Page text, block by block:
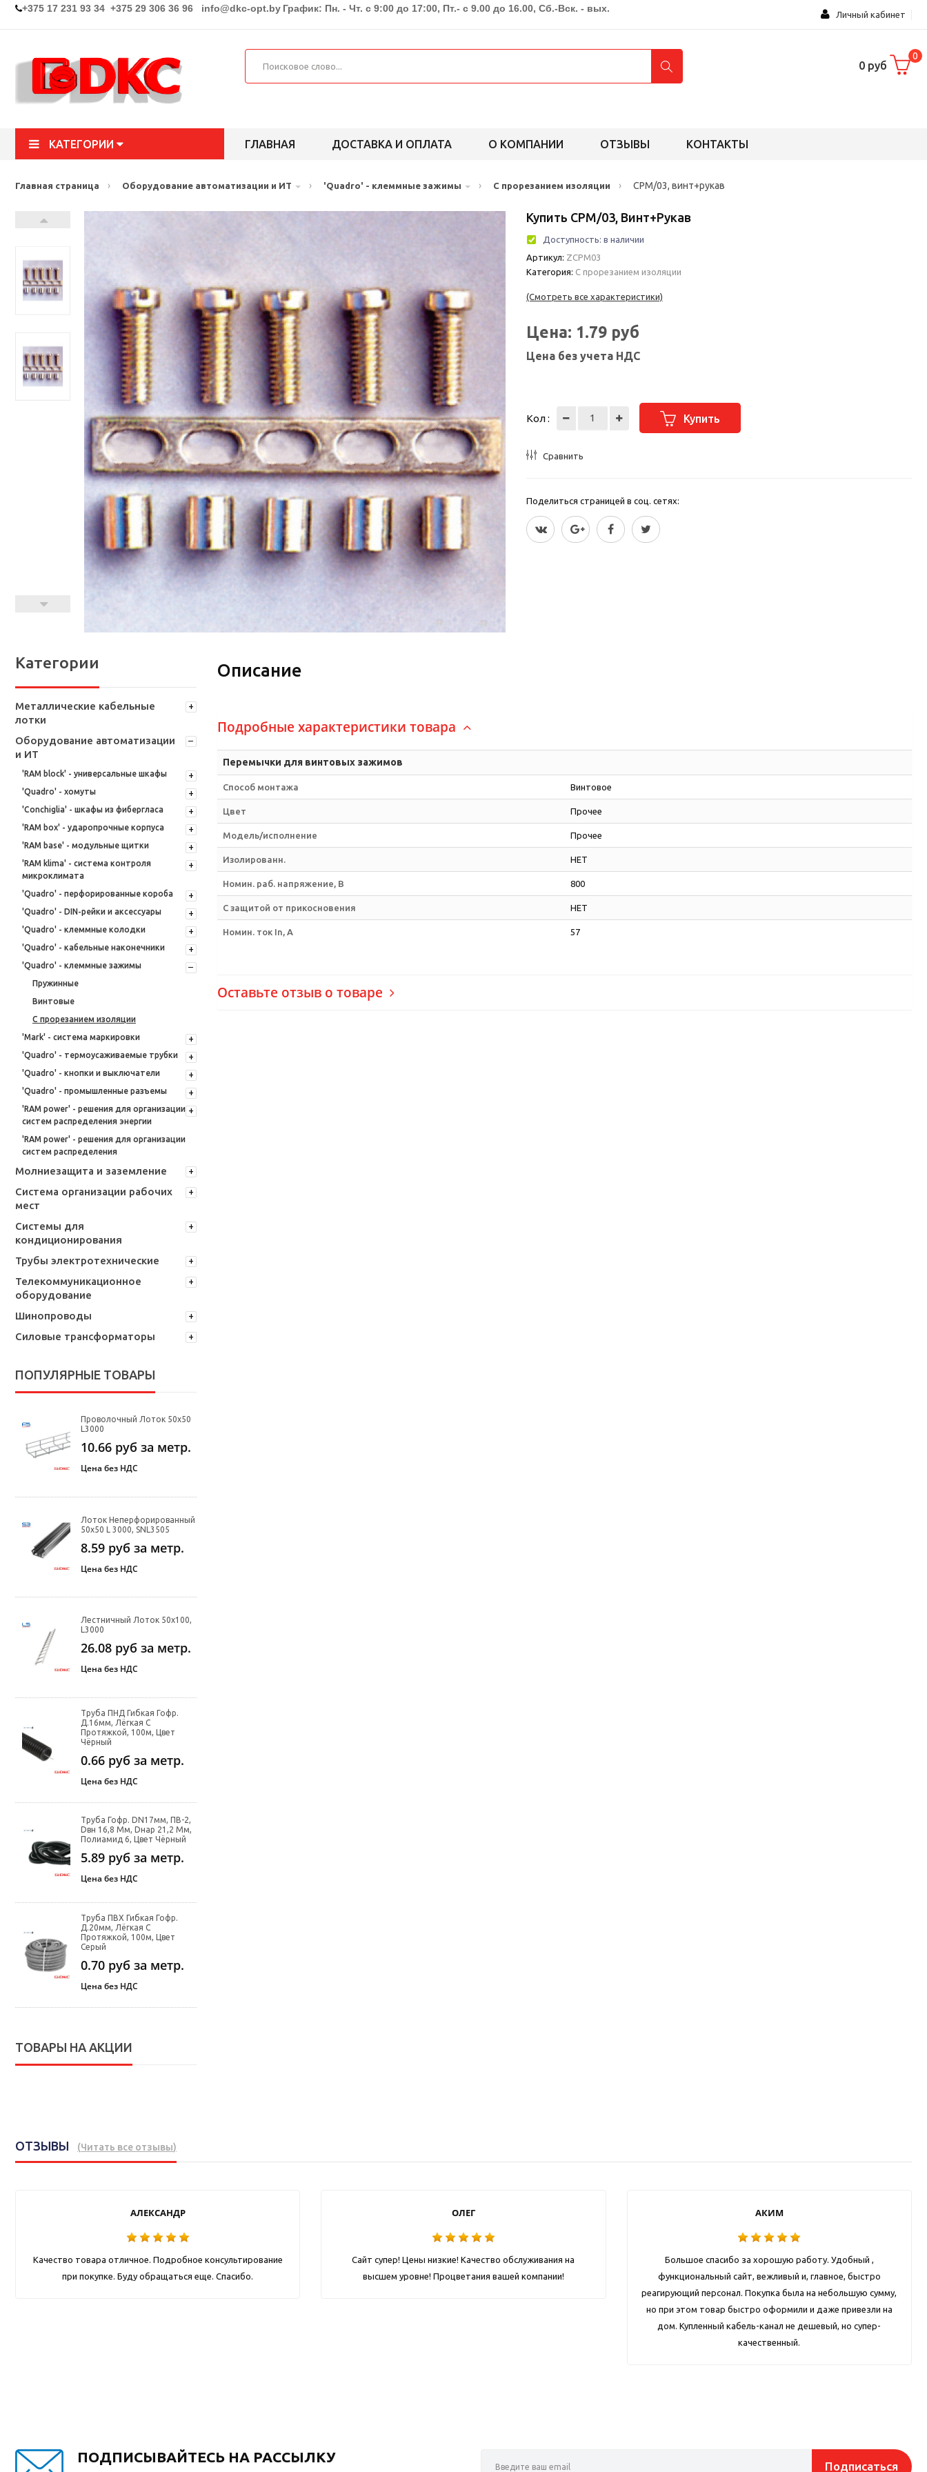
+375 17 231 93 34 +375 29 306 36 96 info@dkc-opt.by График: Пн. - Чт. с 9:00 до 17:00, Пт.- с 9.00 до 16.00, Сб.-Вск. - вых.
Личный кабинет
0 руб
0
КАТЕГОРИИ ГЛАВНАЯ ДОСТАВКА И ОПЛАТА О КОМПАНИИ ОТЗЫВЫ КОНТАКТЫ
Главная страница › Оборудование автоматизации и ИТ › 'Quadro' - клеммные зажимы › С прорезанием изоляции › CPM/03, винт+рукав
Купить CPM/03, Винт+рукав
Доступность: в наличии
Артикул: ZCPM03
Категория: С прорезанием изоляции
(Смотреть все характеристики)
Цена: 1.79 руб
Цена без учета НДС
Кол : Купить
Сравнить
Поделиться страницей в соц. сетях:
Категории
Металлические кабельные
лотки
Оборудование автоматизации
и ИТ
'RAM block' - универсальные шкафы
'Quadro' - хомуты
'Conchiglia' - шкафы из фибергласа
'RAM box' - ударопрочные корпуса
'RAM base' - модульные щитки
'RAM klima' - система контроля
микроклимата
'Quadro' - перфорированные короба
'Quadro' - DIN-рейки и аксессуары
'Quadro' - клеммные колодки
'Quadro' - кабельные наконечники
'Quadro' - клеммные зажимы
Пружинные
Винтовые
С прорезанием изоляции
'Mark' - система маркировки
'Quadro' - термоусаживаемые трубки
'Quadro' - кнопки и выключатели
'Quadro' - промышленные разъемы
'RAM power' - решения для организации
систем распределения энергии
'RAM power' - решения для организации
систем распределения
Молниезащита и заземление
Система организации рабочих
мест
Системы для
кондиционирования
Трубы электротехнические
Телекоммуникационное
оборудование
Шинопроводы
Силовые трансформаторы
ПОПУЛЯРНЫЕ ТОВАРЫ
Проволочный Лоток 50х50
L3000
10.66 руб за метр.
Цена без НДС
Лоток Неперфорированный
50х50 L 3000, SNL3505
8.59 руб за метр.
Цена без НДС
Лестничный Лоток 50х100,
L3000
26.08 руб за метр.
Цена без НДС
Труба ПНД Гибкая Гофр.
Д.16мм, Лёгкая С
Протяжкой, 100м, Цвет
Чёрный
0.66 руб за метр.
Цена без НДС
Труба Гофр. DN17мм, ПВ-2,
Dвн 16,8 Мм, Dнар 21,2 Мм,
Полиамид 6, Цвет Чёрный
5.89 руб за метр.
Цена без НДС
Труба ПВХ Гибкая Гофр.
Д.20мм, Лёгкая С
Протяжкой, 100м, Цвет
Серый
0.70 руб за метр.
Цена без НДС
ТОВАРЫ НА АКЦИИ
Описание
Подробные характеристики товара
Перемычки для винтовых зажимов
Способ монтажа Винтовое
Цвет Прочее
Модель/исполнение Прочее
Изолированн. НЕТ
Номин. раб. напряжение, В 800
С защитой от прикосновения НЕТ
Номин. ток In, А 57
Оставьте отзыв о товаре
ОТЗЫВЫ (Читать все отзывы)
АЛЕКСАНДР
Качество товара отличное. Подробное консультирование
при покупке. Буду обращаться еще. Спасибо.
ОЛЕГ
Сайт супер! Цены низкие! Качество обслуживания на
высшем уровне! Процветания вашей компании!
АКИМ
Большое спасибо за хорошую работу. Удобный ,
функциональный сайт, вежливый и, главное, быстро
реагирующий персонал. Покупка была на небольшую сумму,
но при этом товар быстро оформили и даже привезли на
дом. Купленный кабель-канал не дешевый, но супер-
качественный.
ПОДПИСЫВАЙТЕСЬ НА РАССЫЛКУ
Подписаться